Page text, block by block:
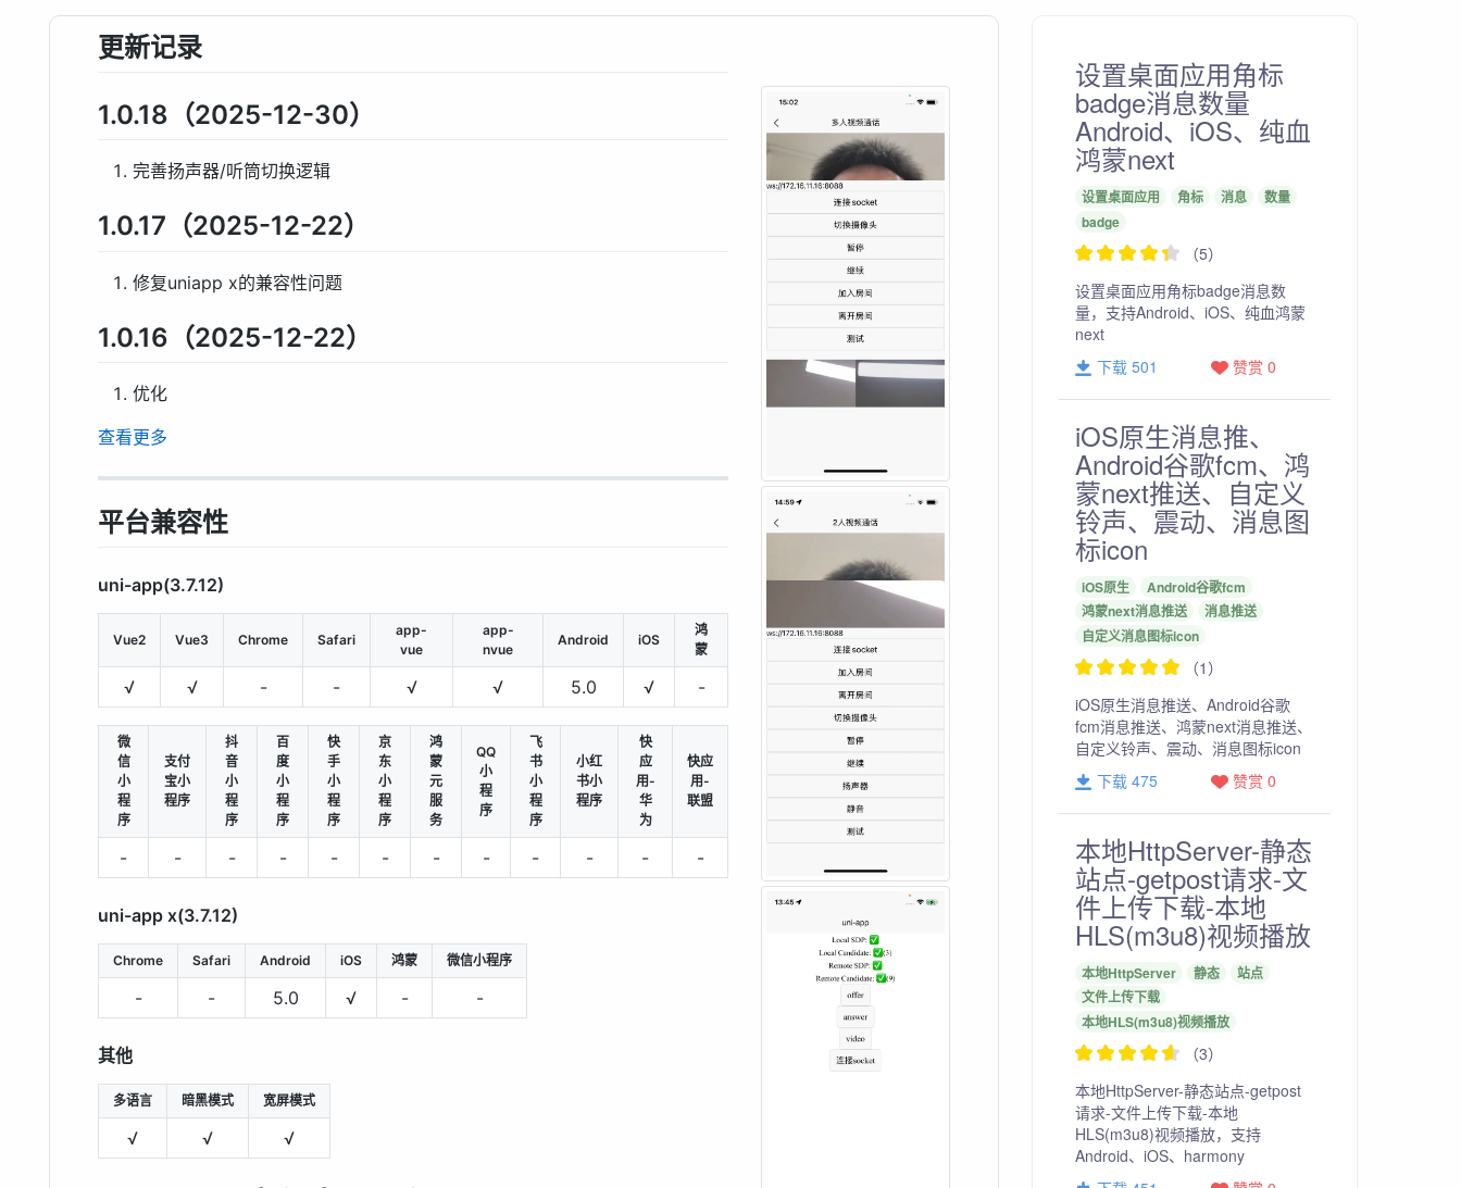
更新记录
1.0.18（2025-12-30）
完善扬声器/听筒切换逻辑
1.0.17（2025-12-22）
修复uniapp x的兼容性问题
1.0.16（2025-12-22）
优化
查看更多
平台兼容性
uni-app(3.7.12)
Vue2 Vue3 Chrome Safari
app-
vue
app-
nvue
Android iOS
鸿
蒙
√ √ - - √ √ 5.0 √ -
微
信
小
程
序
支付
宝小
程序
抖
音
小
程
序
百
度
小
程
序
快
手
小
程
序
京
东
小
程
序
鸿
蒙
元
服
务
QQ
小
程
序
飞
书
小
程
序
小红
书小
程序
快
应
用-
华
为
快应
用-
联盟
- - - - - - - - - - - -
uni-app x(3.7.12)
Chrome Safari Android iOS 鸿蒙 微信小程序
- - 5.0 √ - -
其他
多语言 暗黑模式 宽屏模式
√ √ √
设置桌面应用角标
badge消息数量
Android、iOS、纯血
鸿蒙next
设置桌面应用 角标 消息
数量
badge
（5）
设置桌面应用角标badge消息数
量，支持Android、iOS、纯血鸿蒙
next
下载 501
赞赏 0
iOS原生消息推、
Android谷歌fcm、鸿
蒙next推送、自定义
铃声、震动、消息图
标icon
iOS原生
Android谷歌fcm
鸿蒙next消息推送
消息推送
自定义消息图标icon
（1）
iOS原生消息推送、Android谷歌
fcm消息推送、鸿蒙next消息推送、
自定义铃声、震动、消息图标icon
下载 475
赞赏 0
本地HttpServer-静态
站点-getpost请求-文
件上传下载-本地
HLS(m3u8)视频播放
本地HttpServer 静态
站点
文件上传下载
本地HLS(m3u8)视频播放
（3）
本地HttpServer-静态站点-getpost
请求-文件上传下载-本地
HLS(m3u8)视频播放，支持
Android、iOS、harmony